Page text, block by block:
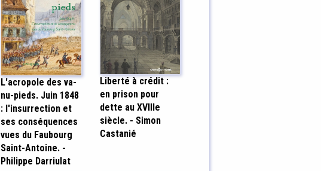
L'acropole des va-
nu-pieds. Juin 1848
: l'insurrection et
ses conséquences
vues du Faubourg
Saint-Antoine. -
Philippe Darriulat
Liberté à crédit :
en prison pour
dette au XVIIIe
siècle. - Simon
Castanié